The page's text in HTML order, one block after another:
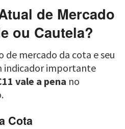
de Mercado
ou Cautela?
de mercado da cota e seu
indicador importante
vale a pena no
Cota